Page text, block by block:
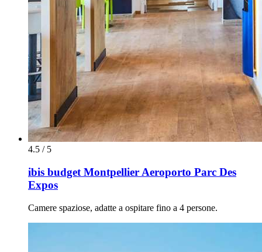
4.5 / 5
ibis budget Montpellier Aeroporto Parc Des
Expos
Camere spaziose, adatte a ospitare fino a 4 persone.